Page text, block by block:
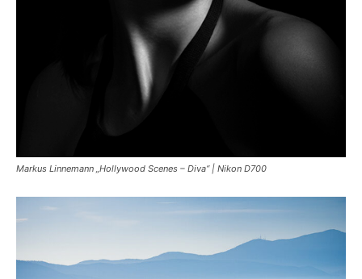
Markus Linnemann „Hollywood Scenes – Diva“ | Nikon D700